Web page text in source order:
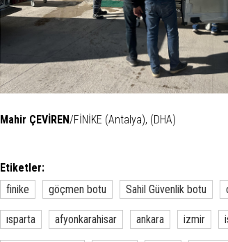
Mahir ÇEVİREN/FİNİKE (Antalya), (DHA)
Etiketler:
finike
göçmen botu Sahil Güvenlik botu
ısparta afyonkarahisar ankara izmir